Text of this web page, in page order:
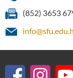
(852) 3653